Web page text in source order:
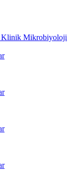
Klinik Mikrobiyoloji